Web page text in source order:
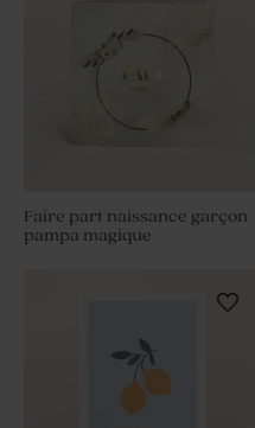
Faire part naissance garçon
pampa magique